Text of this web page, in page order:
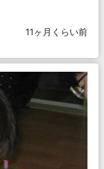
11ヶ月くらい前